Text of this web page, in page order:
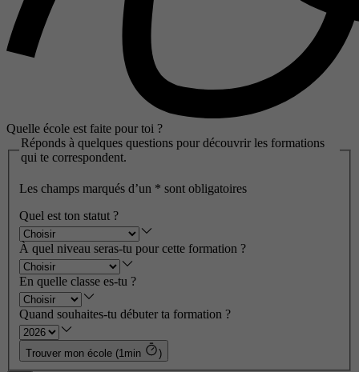
Quelle école est faite pour toi ?
Réponds à quelques questions pour découvrir les formations
qui te correspondent.
Les champs marqués d’un * sont obligatoires
Quel est ton statut ?
À quel niveau seras-tu pour cette formation ?
En quelle classe es-tu ?
Quand souhaites-tu débuter ta formation ?
Trouver mon école (1min )